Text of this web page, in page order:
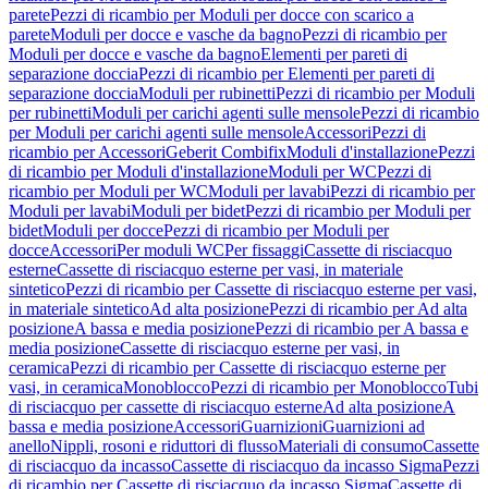
paretePezzi di ricambio per Moduli per docce con scarico a
pareteModuli per docce e vasche da bagnoPezzi di ricambio per
Moduli per docce e vasche da bagnoElementi per pareti di
separazione docciaPezzi di ricambio per Elementi per pareti di
separazione docciaModuli per rubinettiPezzi di ricambio per Moduli
per rubinettiModuli per carichi agenti sulle mensolePezzi di ricambio
per Moduli per carichi agenti sulle mensoleAccessoriPezzi di
ricambio per AccessoriGeberit CombifixModuli d'installazionePezzi
di ricambio per Moduli d'installazioneModuli per WCPezzi di
ricambio per Moduli per WCModuli per lavabiPezzi di ricambio per
Moduli per lavabiModuli per bidetPezzi di ricambio per Moduli per
bidetModuli per doccePezzi di ricambio per Moduli per
docceAccessoriPer moduli WCPer fissaggiCassette di risciacquo
esterneCassette di risciacquo esterne per vasi, in materiale
sinteticoPezzi di ricambio per Cassette di risciacquo esterne per vasi,
in materiale sinteticoAd alta posizionePezzi di ricambio per Ad alta
posizioneA bassa e media posizionePezzi di ricambio per A bassa e
media posizioneCassette di risciacquo esterne per vasi, in
ceramicaPezzi di ricambio per Cassette di risciacquo esterne per
vasi, in ceramicaMonobloccoPezzi di ricambio per MonobloccoTubi
di risciacquo per cassette di risciacquo esterneAd alta posizioneA
bassa e media posizioneAccessoriGuarnizioniGuarnizioni ad
anelloNippli, rosoni e riduttori di flussoMateriali di consumoCassette
di risciacquo da incassoCassette di risciacquo da incasso SigmaPezzi
di ricambio per Cassette di risciacquo da incasso SigmaCassette di